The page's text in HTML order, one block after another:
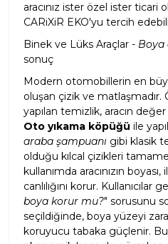
aracınız ister özel ister
CARiXiR EKO'yu tercih
Binek ve Lüks Araçlar - Boya
sonuç
Modern otomobillerin en
oluşan çizik ve matlaşmadır.
yapılan temizlik, aracın
Oto yıkama köpüğü ile
araba şampuanı gibi klasik
olduğu kılcal çizikleri
kullanımda aracınızın
canlılığını korur. Kullanıcılar
boya korur mu?" sorusunu
seçildiğinde, boya yüzeyi
koruyucu tabaka güçlenir.